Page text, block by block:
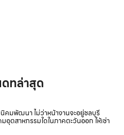
ดทล่าสุด
คมพัฒนา ไม่ว่าหน้างานจะอยู่ชลบุรี
อุตสาหกรรมใดในภาคตะวันออก ให้เช่า